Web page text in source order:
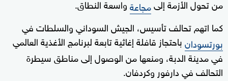
من تحول الأزمة إلىمجاعةواسعة النطاق.
كما اتهم تحالف تأسيس، الجيش السوداني والسلطات في
بورتسودانباحتجاز قافلة إغاثية تابعة لبرنامج الأغذية العالمي
في مدينة الدبة، ومنعها من الوصول إلى مناطق سيطرة
التحالف في دارفور وكردفان.